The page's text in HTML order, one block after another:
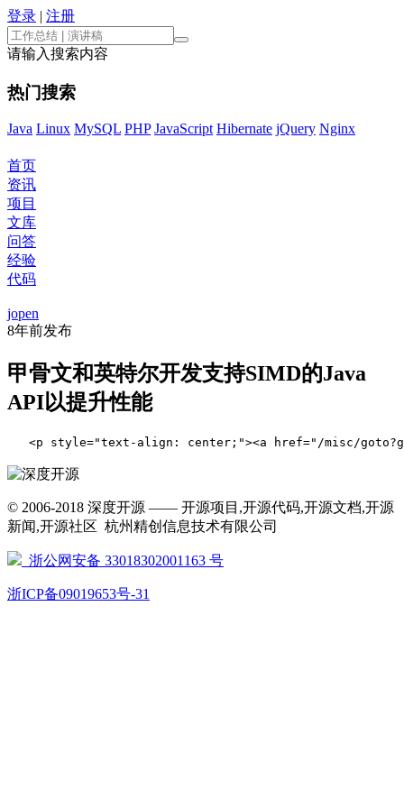
登录 | 注册
请输入搜索内容
热门搜索
Java Linux MySQL PHP JavaScript Hibernate jQuery Nginx
首页
资讯
项目
文库
问答
经验
代码
jopen
8年前发布
甲骨文和英特尔开发支持SIMD的Java
API以提升性能
<p style="text-align: center;"><a href="/misc/
© 2006-2018 深度开源 —— 开源项目,开源代码,开源文档,开源
新闻,开源社区 杭州精创信息技术有限公司
浙公网安备 33018302001163 号
浙ICP备09019653号-31